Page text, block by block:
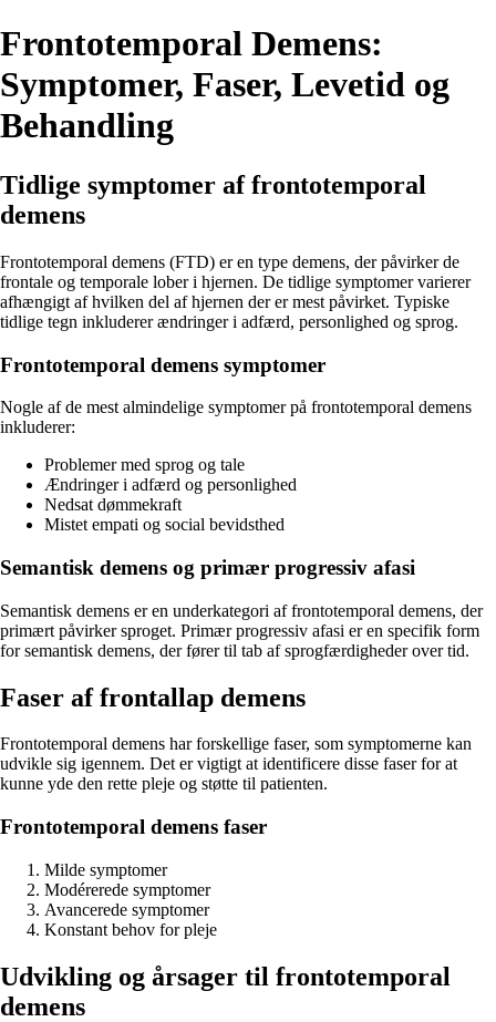
Frontotemporal Demens:
Symptomer, Faser, Levetid og
Behandling
Tidlige symptomer af frontotemporal
demens
Frontotemporal demens (FTD) er en type demens, der påvirker de
frontale og temporale lober i hjernen. De tidlige symptomer varierer
afhængigt af hvilken del af hjernen der er mest påvirket. Typiske
tidlige tegn inkluderer ændringer i adfærd, personlighed og sprog.
Frontotemporal demens symptomer
Nogle af de mest almindelige symptomer på frontotemporal demens
inkluderer:
Problemer med sprog og tale
Ændringer i adfærd og personlighed
Nedsat dømmekraft
Mistet empati og social bevidsthed
Semantisk demens og primær progressiv afasi
Semantisk demens er en underkategori af frontotemporal demens, der
primært påvirker sproget. Primær progressiv afasi er en specifik form
for semantisk demens, der fører til tab af sprogfærdigheder over tid.
Faser af frontallap demens
Frontotemporal demens har forskellige faser, som symptomerne kan
udvikle sig igennem. Det er vigtigt at identificere disse faser for at
kunne yde den rette pleje og støtte til patienten.
Frontotemporal demens faser
Milde symptomer
Modérerede symptomer
Avancerede symptomer
Konstant behov for pleje
Udvikling og årsager til frontotemporal
demens